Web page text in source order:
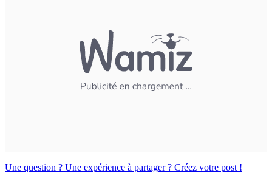
Une question ? Une expérience à partager ? Créez votre post !